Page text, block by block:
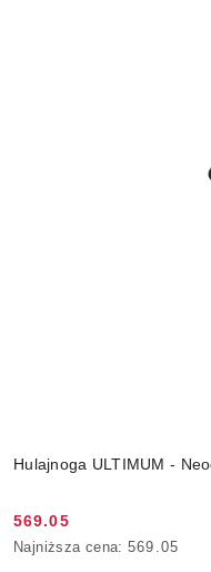
Hulajnoga ULTIMUM -
Cena
promocyjna:
569.05
Najniższa
Najniższa cena: 569.05